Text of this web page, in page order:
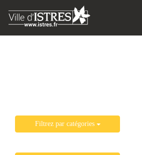
Filtrez par catégories